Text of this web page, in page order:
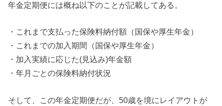
年金定期便には概ね以下のことが記載してある。
・これまで支払った保険料納付額（国保や厚生年金）
・これまでの加入期間（国保や厚生年金）
・加入実績に応じた(見込み)年金額
・年月ごとの保険料納付状況
そして、この年金定期便だが、50歳を境にレイアウトが